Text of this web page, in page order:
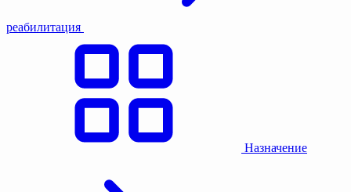
реабилитация
Назначение